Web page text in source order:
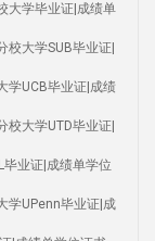
大学毕业证|成绩单
大学SUB毕业证|
学UCB毕业证|成绩
大学UTD毕业证|
业证|成绩单学位
学UPenn毕业证|成